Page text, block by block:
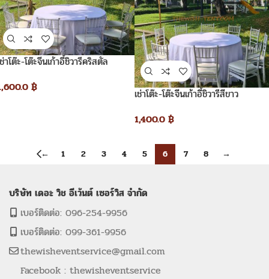
าโต๊ะ-โต๊ะจีนเก้าอี้ชิวารีคริสตัล
฿
เช่าโต๊ะ-โต๊ะจีนเก้าอี้ชิวารีสีขาว
1,400.0 ฿
← 1 2 3 4 5 6 7 8 →
บริษัท เดอะ วิช อีเว้นต์ เซอร์วิส จำกัด
เบอร์ติดต่อ: 096-254-9956
เบอร์ติดต่อ: 099-361-9956
thewisheventservice@gmail.com
Facebook : thewisheventservice